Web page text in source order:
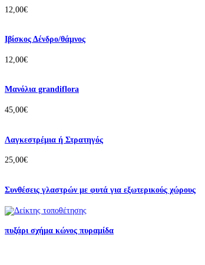
12,00€
Ιβίσκος Δένδρο/θάμνος
12,00€
Μανόλια grandiflora
45,00€
Λαγκεστρέμια ή Στρατηγός
25,00€
Συνθέσεις γλαστρών με φυτά για εξωτερικούς χώρους
πυξάρι σχήμα κώνος πυραμίδα